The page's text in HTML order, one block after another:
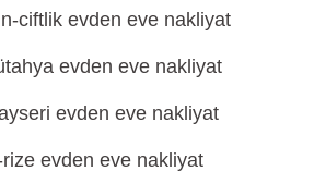
ciftlik evden eve nakliyat
evden eve nakliyat
evden eve nakliyat
evden eve nakliyat